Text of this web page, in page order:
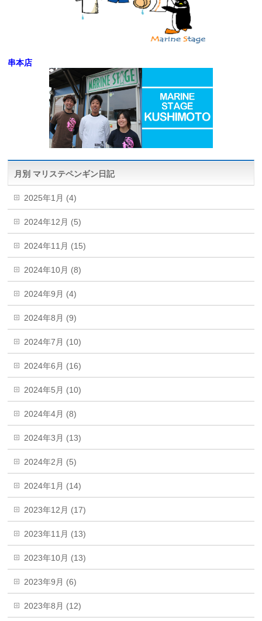
串本店
月別 マリステペンギン日記
2025年1月 (4)
2024年12月 (5)
2024年11月 (15)
2024年10月 (8)
2024年9月 (4)
2024年8月 (9)
2024年7月 (10)
2024年6月 (16)
2024年5月 (10)
2024年4月 (8)
2024年3月 (13)
2024年2月 (5)
2024年1月 (14)
2023年12月 (17)
2023年11月 (13)
2023年10月 (13)
2023年9月 (6)
2023年8月 (12)